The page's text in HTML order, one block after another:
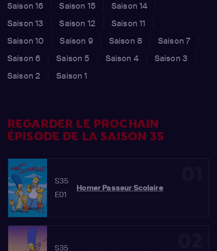
Saison 16
Saison 15
Saison 14
Saison 13
Saison 12
Saison 11
Saison 10
Saison 9 Saison 8
Saison 7
Saison 6
Saison 5 Saison 4
Saison 3
Saison 2
Saison 1
REGARDER LE PROCHAIN
ÉPISODE DE LA SAISON 35
S35
E01
Homer Passeur Scolaire
S35